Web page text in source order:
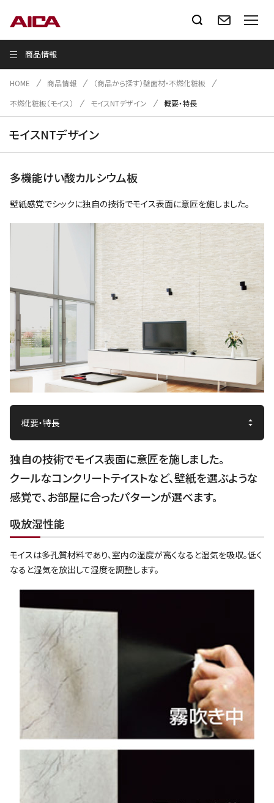
商品情報
HOME 商品情報
（商品から探す）壁面材・不燃化粧板
不燃化粧板（モイス）
モイスNTデザイン 概要・特長
モイスNTデザイン
多機能けい酸カルシウム板
壁紙感覚でシックに独自の技術でモイス表面に意匠を施しました。
独自の技術でモイス表面に意匠を施しました。
クールなコンクリートテイストなど、壁紙を選ぶような
感覚で、お部屋に合ったパターンが選べます。
吸放湿性能
モイスは多孔質材料であり、室内の湿度が高くなると湿気を吸収。低く
なると湿気を放出して湿度を調整します。